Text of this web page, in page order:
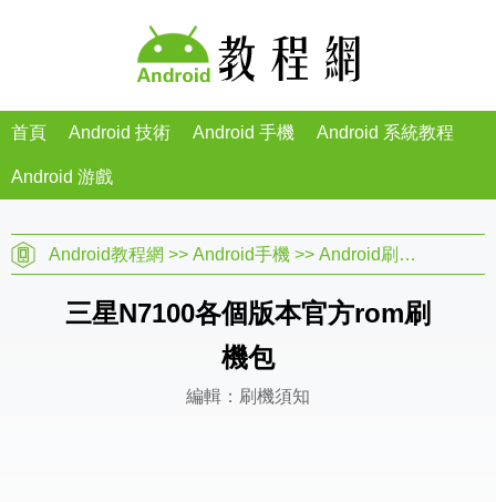
首頁 Android 技術 Android 手機 Android 系統教程
Android 游戲
Android教程網 >> Android手機 >> Android刷機教程
三星N7100各個版本官方rom刷
機包
編輯：刷機須知